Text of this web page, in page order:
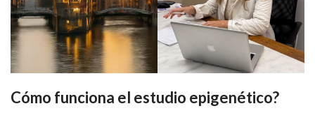
Cómo funciona el estudio epigenético?